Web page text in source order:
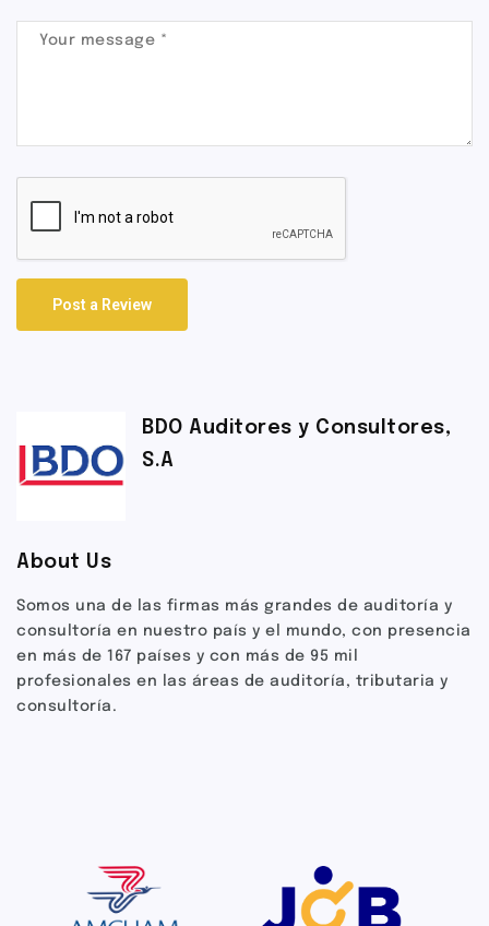
Post a Review
BDO Auditores y Consultores,
S.A
About Us
Somos una de las firmas más grandes de auditoría y
consultoría en nuestro país y el mundo, con presencia
en más de 167 países y con más de 95 mil
profesionales en las áreas de auditoría, tributaria y
consultoría.